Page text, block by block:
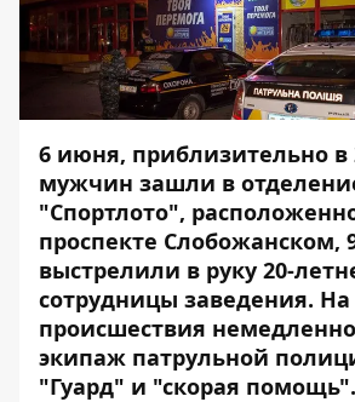
6 июня, приблизительно в
мужчин зашли в
"Спортлото",
проспекте Слобожанском,
выстрелили в руку 20-
сотрудницы заведения. На
происшествия
экипаж патрульной
"Гуард" и "скорая помощь".